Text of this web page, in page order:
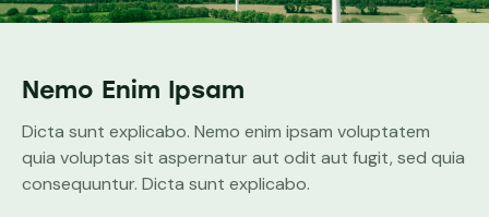
Nemo Enim Ipsam
Dicta sunt explicabo. Nemo enim ipsam voluptatem
quia voluptas sit aspernatur aut odit aut fugit, sed quia
consequuntur. Dicta sunt explicabo.